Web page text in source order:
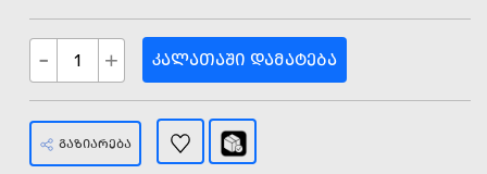
- + ᲙᲐᲚᲐᲗᲐᲨᲘ ᲓᲐᲛᲐᲢᲔᲑᲐ
ᲒᲐᲖᲘᲐᲠᲔᲑᲐ